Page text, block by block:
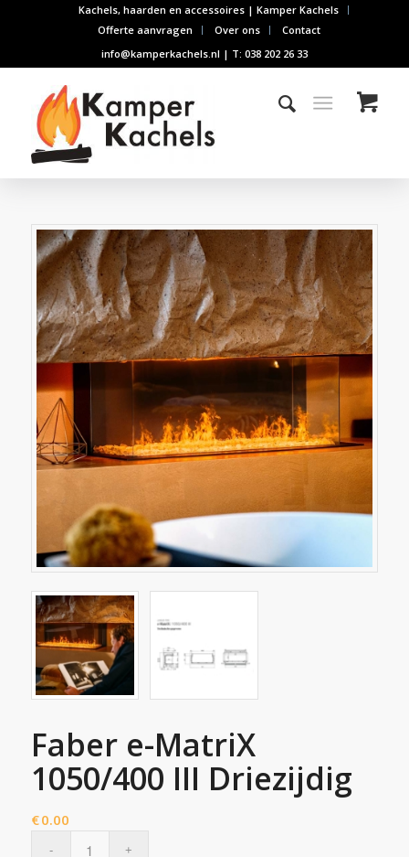
Kachels, haarden en accessoires | Kamper Kachels
Offerte aanvragen
Over ons
Contact
info@kamperkachels.nl | T: 038 202 26 33
Faber e-MatriX
1050/400 III Driezijdig
€0.00